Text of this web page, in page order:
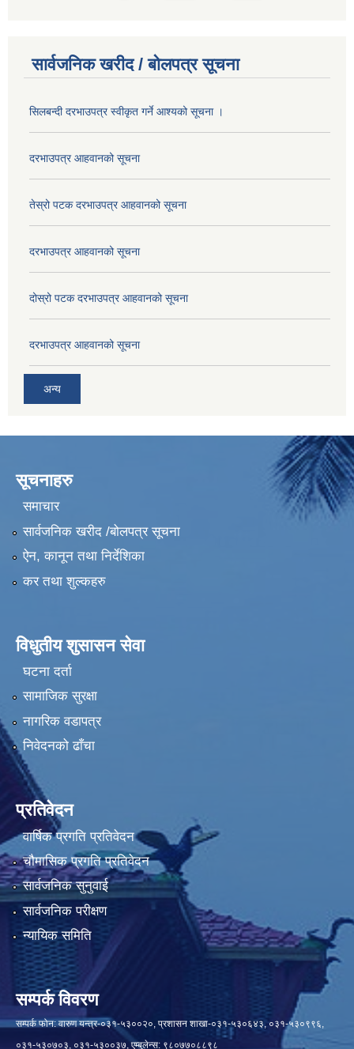
सार्वजनिक खरीद / बोलपत्र सूचना
सिलबन्दी दरभाउपत्र स्वीकृत गर्ने आश्यको सूचना ।
दरभाउपत्र आहवानको सूचना
तेस्रो पटक दरभाउपत्र आहवानको सूचना
दरभाउपत्र आहवानको सूचना
दोस्रो पटक दरभाउपत्र आहवानको सूचना
दरभाउपत्र आहवानको सूचना
अन्य
सूचनाहरु
समाचार
सार्वजनिक खरीद /बोलपत्र सूचना
ऐन, कानून तथा निर्देशिका
कर तथा शुल्कहरु
विधुतीय शुसासन सेवा
घटना दर्ता
सामाजिक सुरक्षा
नागरिक वडापत्र
निवेदनको ढाँचा
प्रतिवेदन
वार्षिक प्रगति प्रतिवेदन
चौमासिक प्रगति प्रतिवेदन
सार्वजनिक सुनुवाई
सार्वजनिक परीक्षण
न्यायिक समिति
सम्पर्क विवरण
सम्पर्क फोन: वारुण यन्त्र-०३१-५३००२०, प्रशासन शाखा-०३१-५३०६४३, ०३१-५३०९९६,
०३१-५३०७०३, ०३१-५३००३७, एम्बुलेन्स: ९८०७७०८८९८